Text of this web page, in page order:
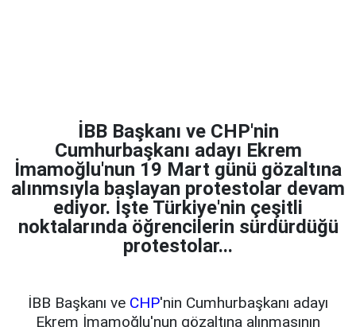
İBB Başkanı ve CHP'nin
Cumhurbaşkanı adayı Ekrem
İmamoğlu'nun 19 Mart günü gözaltına
alınmsıyla başlayan protestolar devam
ediyor. İşte Türkiye'nin çeşitli
noktalarında öğrencilerin sürdürdüğü
protestolar...
İBB Başkanı ve CHP'nin Cumhurbaşkanı adayı
Ekrem İmamoğlu'nun gözaltına alınmasının